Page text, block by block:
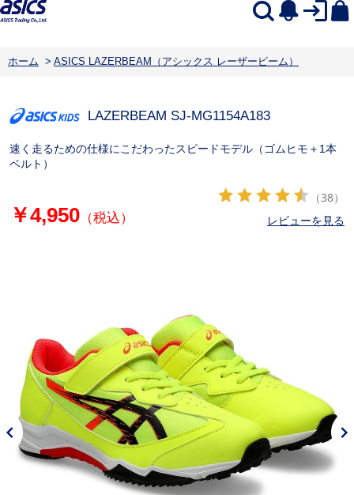
ホーム > ASICS LAZERBEAM（アシックス レーザービーム）
LAZERBEAM SJ-MG1154A183
速く走るための仕様にこだわったスピードモデル（ゴムヒモ＋1本
ベルト）
￥4,950（税込）
（38）
レビューを見る